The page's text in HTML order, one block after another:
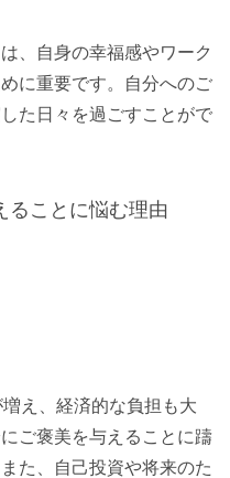
、自身の幸福感やワーク
に重要です。自分へのご
た日々を過ごすことがで
ることに悩む理由
え、経済的な負担も大
ご褒美を与えることに躊
た、自己投資や将来のた